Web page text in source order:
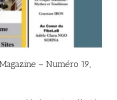
– Numéro 19,